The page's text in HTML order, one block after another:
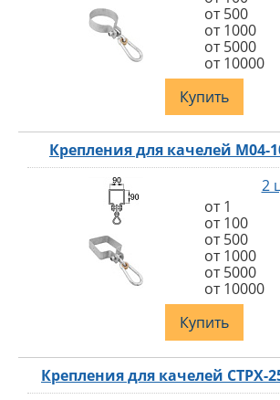
от 500
от 1000
от 5000
от 10000
Купить
Крепления для качелей M04-
2
от 1
от 100
от 500
от 1000
от 5000
от 10000
Купить
Крепления для качелей СТРХ-